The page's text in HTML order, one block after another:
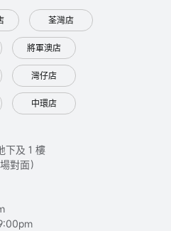
荃灣店
將軍澳店
灣仔店
中環店
下及 1 樓
對面）